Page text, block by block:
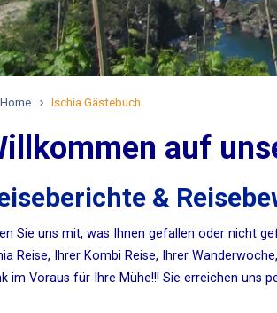
Home Ischia Gästebuch
auf
&
Sie uns mit, was Ihnen gefallen oder nicht
Reise, Ihrer Kombi Reise, Ihrer
im Voraus für Ihre Mühe!!! Sie erreichen uns